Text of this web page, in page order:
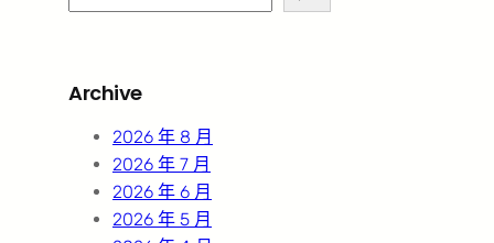
e
c
Archive
2026 年 8 月
2026 年 7 月
2026 年 6 月
2026 年 5 月